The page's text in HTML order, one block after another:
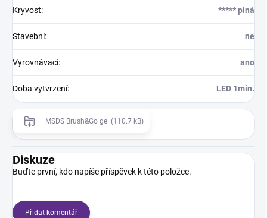
Kryvost: ***** plná
Stavební: ne
Vyrovnávací: ano
Doba vytvrzení: LED 1min.
MSDS Brush&Go gel (110.7 kB)
Diskuze
Buďte první, kdo napíše příspěvek k této položce.
Přidat komentář